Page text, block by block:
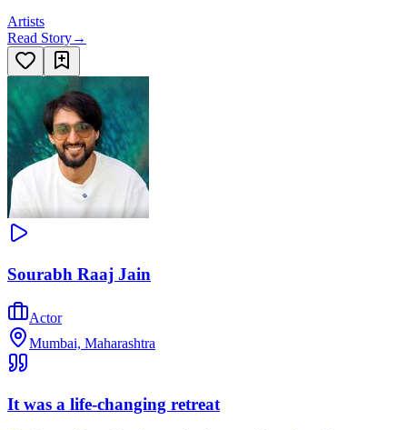
Artists
Read Story→
Sourabh Raaj Jain
Actor
Mumbai, Maharashtra
It was a life-changing retreat